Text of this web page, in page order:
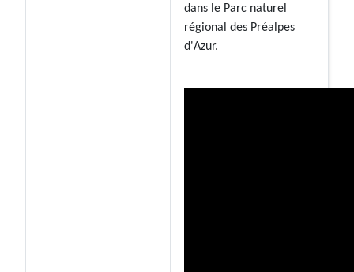
dans le Parc naturel
régional des Préalpes
d'Azur.